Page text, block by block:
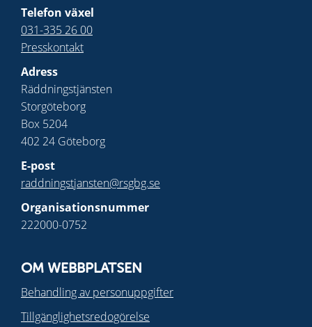
Telefon växel
031-335 26 00
Presskontakt
Adress
Räddningstjänsten
Storgöteborg
Box 5204
402 24 Göteborg
E-post
raddningstjansten@rsgbg.se
Organisationsnummer
222000-0752
OM WEBBPLATSEN
Behandling av personuppgifter
Tillgänglighetsredogörelse